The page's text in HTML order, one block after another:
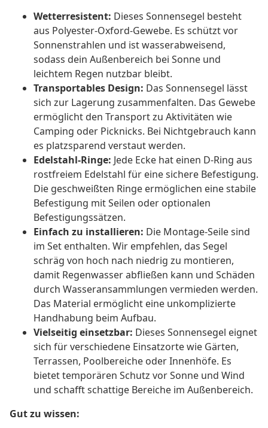
Wetterresistent: Dieses Sonnensegel besteht
aus Polyester-Oxford-Gewebe. Es schützt vor
Sonnenstrahlen und ist wasserabweisend,
sodass dein Außenbereich bei Sonne und
leichtem Regen nutzbar bleibt.
Transportables Design: Das Sonnensegel lässt
sich zur Lagerung zusammenfalten. Das Gewebe
ermöglicht den Transport zu Aktivitäten wie
Camping oder Picknicks. Bei Nichtgebrauch kann
es platzsparend verstaut werden.
Edelstahl-Ringe: Jede Ecke hat einen D-Ring aus
rostfreiem Edelstahl für eine sichere Befestigung.
Die geschweißten Ringe ermöglichen eine stabile
Befestigung mit Seilen oder optionalen
Befestigungssätzen.
Einfach zu installieren: Die Montage-Seile sind
im Set enthalten. Wir empfehlen, das Segel
schräg von hoch nach niedrig zu montieren,
damit Regenwasser abfließen kann und Schäden
durch Wasseransammlungen vermieden werden.
Das Material ermöglicht eine unkomplizierte
Handhabung beim Aufbau.
Vielseitig einsetzbar: Dieses Sonnensegel eignet
sich für verschiedene Einsatzorte wie Gärten,
Terrassen, Poolbereiche oder Innenhöfe. Es
bietet temporären Schutz vor Sonne und Wind
und schafft schattige Bereiche im Außenbereich.
Gut zu wissen: